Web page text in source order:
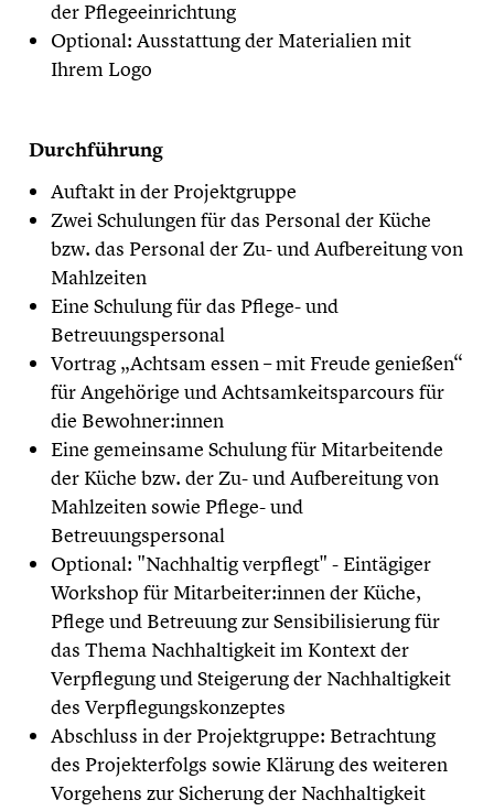
der Pflegeeinrichtung
Optional: Ausstattung der Materialien mit
Ihrem Logo
Durchführung
Auftakt in der Projektgruppe
Zwei Schulungen für das Personal der Küche
bzw. das Personal der Zu- und Aufbereitung von
Mahlzeiten
Eine Schulung für das Pflege- und
Betreuungspersonal
Vortrag „Achtsam essen – mit Freude genießen“
für Angehörige und Achtsamkeitsparcours für
die Bewohner:innen
Eine gemeinsame Schulung für Mitarbeitende
der Küche bzw. der Zu- und Aufbereitung von
Mahlzeiten sowie Pflege- und
Betreuungspersonal
Optional: "Nachhaltig verpflegt" - Eintägiger
Workshop für Mitarbeiter:innen der Küche,
Pflege und Betreuung zur Sensibilisierung für
das Thema Nachhaltigkeit im Kontext der
Verpflegung und Steigerung der Nachhaltigkeit
des Verpflegungskonzeptes
Abschluss in der Projektgruppe: Betrachtung
des Projekterfolgs sowie Klärung des weiteren
Vorgehens zur Sicherung der Nachhaltigkeit